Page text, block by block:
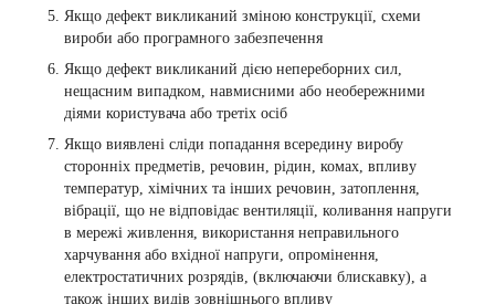
Якщо дефект викликаний зміною конструкції, схеми
вироби або програмного забезпечення
Якщо дефект викликаний дією непереборних сил,
нещасним випадком, навмисними або необережними
діями користувача або третіх осіб
Якщо виявлені сліди попадання всередину виробу
сторонніх предметів, речовин, рідин, комах, впливу
температур, хімічних та інших речовин, затоплення,
вібрації, що не відповідає вентиляції, коливання напруги
в мережі живлення, використання неправильного
харчування або вхідної напруги, опромінення,
електростатичних розрядів, (включаючи блискавку), а
також інших видів зовнішнього впливу